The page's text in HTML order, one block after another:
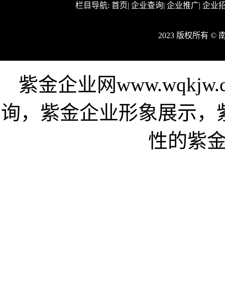
栏目导航: 首页| 企业查询| 企业推广| 企业
2023 版权所有 ©
紫金企业网
询，紫金企业形象展示
性的紫